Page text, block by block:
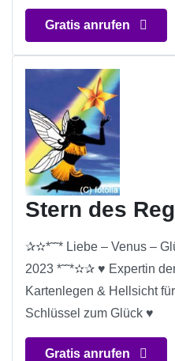
Gratis anrufen
Stern des
✰✫*˜˜* Liebe – Venus –
2023 *˜˜*✫✰ ♥ Expertin
Kartenlegen & Hellsicht
Schlüssel zum Glück ♥
Gratis anrufen